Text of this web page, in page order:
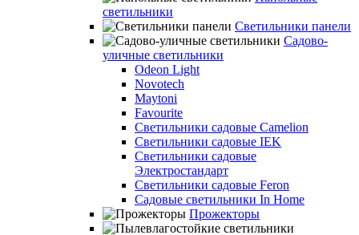
светильники
Светильники панели
Садово-
уличные светильники
Odeon Light
Novotech
Maytoni
Favourite
Светильники садовые Camelion
Светильники садовые IEK
Светильники садовые
Электростандарт
Светильники садовые Feron
Садовые светильники In Home
Прожекторы